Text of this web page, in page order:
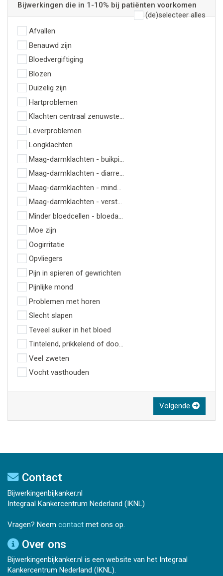
Bijwerkingen die in 1-10% bij patiënten voorkomen
(de)selecteer alles
Afvallen
Benauwd zijn
Bloedvergiftiging
Blozen
Duizelig zijn
Hartproblemen
Klachten centraal zenuwstelsel
Leverproblemen
Longklachten
Maag-darmklachten - buikpijn
Maag-darmklachten - diarree bij immunotherapie
Maag-darmklachten - minder zin in eten
Maag-darmklachten - verstopping
Minder bloedcellen - bloedarmoede
Moe zijn
Oogirritatie
Opvliegers
Pijn in spieren of gewrichten
Pijnlijke mond
Problemen met horen
Slecht slapen
Teveel suiker in het bloed
Tintelend, prikkelend of doof gevoel
Veel zweten
Vocht vasthouden
Volgende
Contact
Bijwerkingenbijkanker.nl
Integraal Kankercentrum Nederland (IKNL)
Vragen? Neem contact met ons op.
Over ons
Bijwerkingenbijkanker.nl is een website van het Integraal
Kankercentrum Nederland (IKNL).